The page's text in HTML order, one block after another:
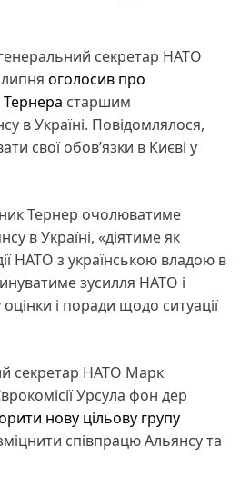
секретар НАТО
оголосив про
старшим
в Україні. Повідомлялося,
свої обов’язки в Києві у
Тернер очолюватиме
в Україні, «діятиме як
НАТО з українською владою в
зусилля НАТО і
і поради щодо ситуації
секретар НАТО Марк
Урсула фон дер
нову цільову групу
співпрацю Альянсу та